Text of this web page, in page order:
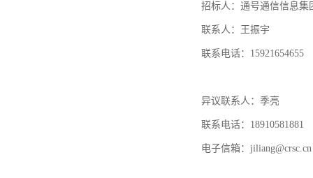
招标人：通号通信信息集
联系人：王振宇
联系电话： 15921654655
异议联系人：季亮
联系电话： 18910581881
电子信箱： jiliang@crsc.cn